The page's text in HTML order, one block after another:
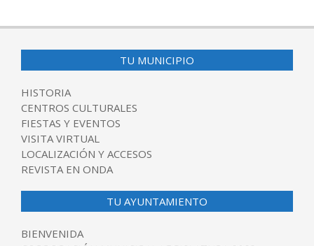
11-
TU MUNICIPIO
HISTORIA
CENTROS CULTURALES
FIESTAS Y EVENTOS
VISITA VIRTUAL
LOCALIZACIÓN Y ACCESOS
REVISTA EN ONDA
TU AYUNTAMIENTO
BIENVENIDA